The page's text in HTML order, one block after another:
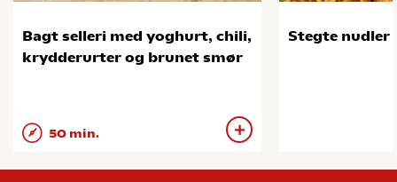
Bagt selleri med yoghurt, chili,
krydderurter og brunet smør
50 min.
Stegte nudler